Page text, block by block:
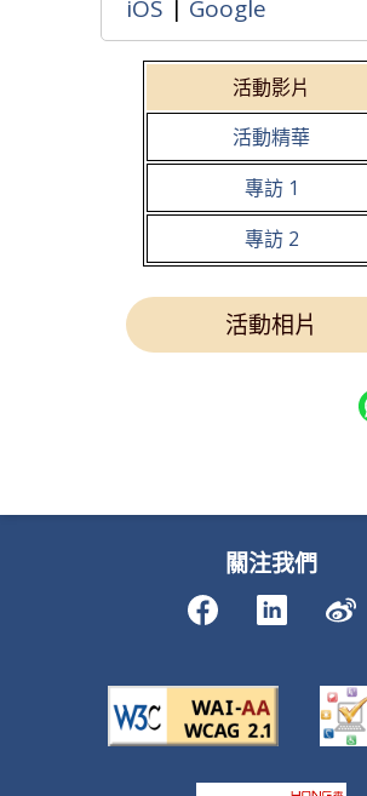
iOS | Google
活動影片
活動精華
專訪 1
專訪 2
活動相片
關注我們